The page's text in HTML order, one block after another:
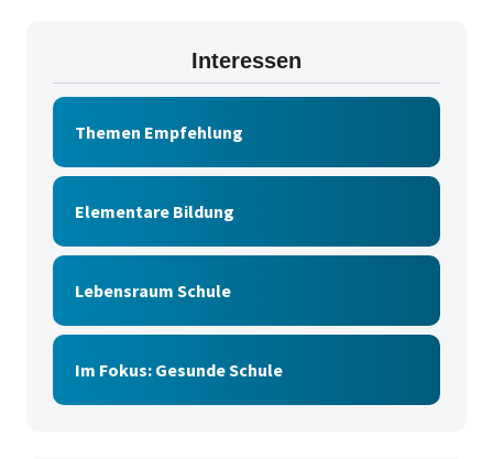
Interessen
Themen Empfehlung
Elementare Bildung
Lebensraum Schule
Im Fokus: Gesunde Schule